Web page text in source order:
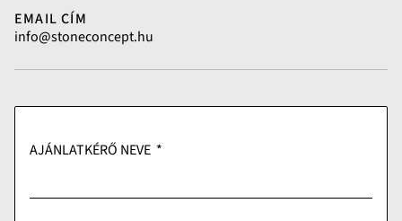
EMAIL CÍM
info@stoneconcept.hu
AJÁNLATKÉRŐ NEVE